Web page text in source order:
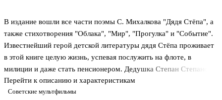
Советские мультфильмы
В издание вошли все части поэмы С. Михалкова "Дядя Стёпа", а
также стихотворения "Облака", "Мир", "Прогулка" и "Событие".
Известнейший герой детской литературы дядя Стёпа проживает
в этой книге целую жизнь, успевая послужить на флоте, в
милиции и даже стать пенсионером. Дедушка Степан Степанов
по-прежнему любит всех детей и с удовольствием проводит с
ними время. Такой герой просто не может не нравиться
Перейти к описанию и характеристикам